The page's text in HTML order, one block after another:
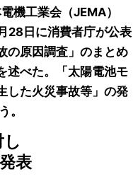
機工業会（JEMA）
28日に消費者庁が公表
の原因調査」のまとめ
述べた。「太陽電池モ
した火災事故等」の発
。
表